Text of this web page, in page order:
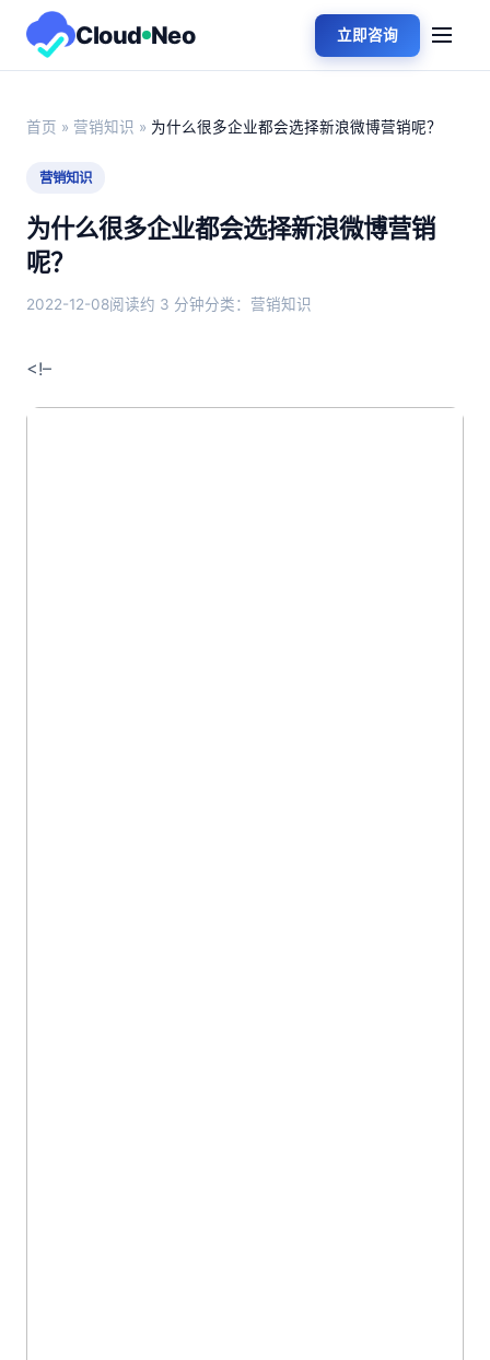
Cloud Neo 立即咨询
首页 » 营销知识 » 为什么很多企业都会选择新浪微博营销呢？
营销知识
为什么很多企业都会选择新浪微博营销
呢？
2022-12-08阅读约 3 分钟分类：营销知识
<!–